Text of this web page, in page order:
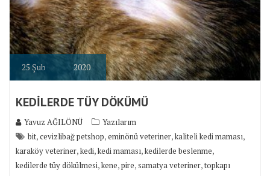
25 Şub 2020
KEDİLERDE TÜY DÖKÜMÜ
Yavuz AĞILÖNÜ
Yazılarım
bit,cevizlibağ petshop,eminönü veteriner,kaliteli kedi maması,
karaköy veteriner,kedi,kedi maması,kedilerde beslenme,
kedilerde tüy dökülmesi,kene,pire,samatya veteriner,topkapı